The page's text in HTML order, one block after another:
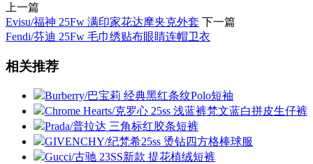
上一篇
Evisu/福神 25Fw 满印家花达摩夹克外套 下一篇
Fendi/芬迪 25Fw 毛巾绣贴布眼睛连帽卫衣
相关推荐
Burberry/巴宝莉 经典黑红条纹Polo短袖
Chrome Hearts/克罗心 25ss 浅蓝裤梵文蓝白拼皮生仔裤
Prada/普拉达 三角标红胶条短裤
GIVENCHY/纪梵希25ss 烫钻四方格棒球服
Gucci/古驰 23SS新款 提花植绒短裤